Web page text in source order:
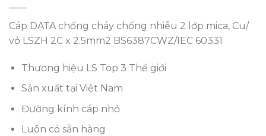
Cáp DATA chống cháy chống nhiễu 2 lớp mica, Cu/
vỏ LSZH 2C x 2.5mm2 BS6387CWZ/IEC 60331
Thương hiệu LS Top 3 Thế giới
Sản xuất tại Việt Nam
Đường kính cáp nhỏ
Luôn có sẵn hàng